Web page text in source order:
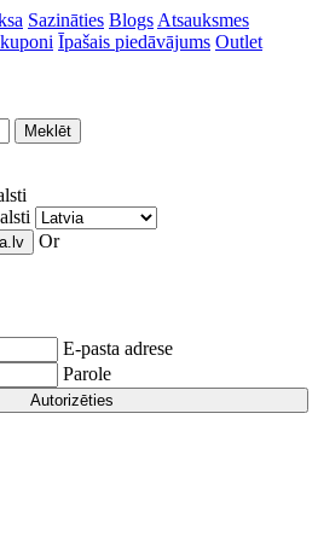
Sazināties Blogs Atsauksmes
Īpašais piedāvājums Outlet
Meklēt
Or
E-pasta adrese
Parole
Autorizēties